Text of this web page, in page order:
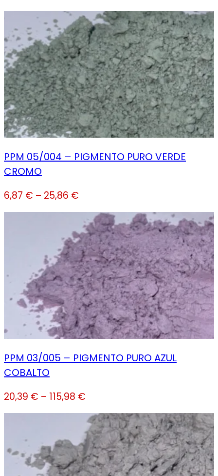
PPM 05/004 – PIGMENTO PURO VERDE
CROMO
6,87 € – 25,86 €
PPM 03/005 – PIGMENTO PURO AZUL
COBALTO
20,39 € – 115,98 €